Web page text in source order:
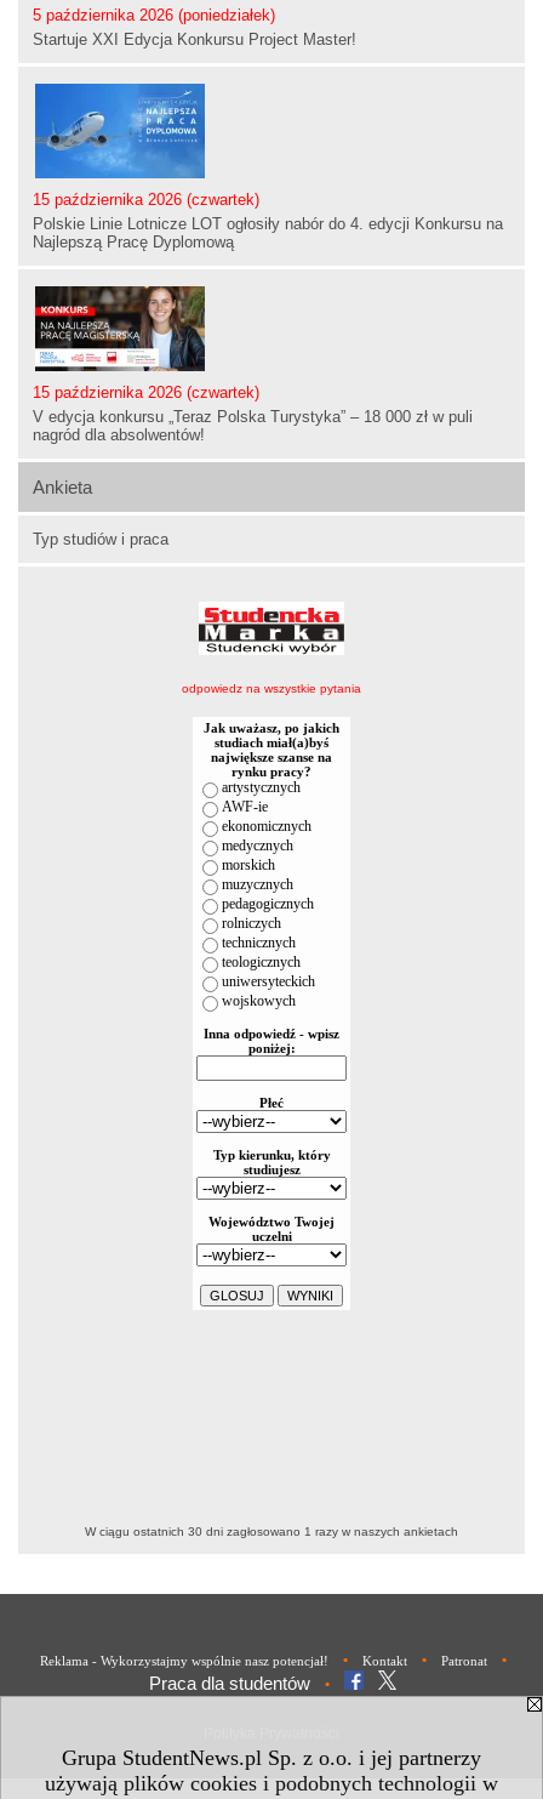
Grupa StudentNews.pl Sp. z o.o. i jej partnerzy
używają plików cookies i podobnych technologii w
5 października 2026 (poniedziałek)
Startuje XXI Edycja Konkursu Project Master!
15 października 2026 (czwartek)
Polskie Linie Lotnicze LOT ogłosiły nabór do 4. edycji Konkursu na
Najlepszą Pracę Dyplomową
15 października 2026 (czwartek)
V edycja konkursu „Teraz Polska Turystyka” – 18 000 zł w puli
nagród dla absolwentów!
Ankieta
Typ studiów i praca
odpowiedz na wszystkie pytania
W ciągu ostatnich 30 dni zagłosowano 1 razy w naszych ankietach
Reklama - Wykorzystajmy wspólnie nasz potencjał! • Kontakt • Patronat •
Praca dla studentów •